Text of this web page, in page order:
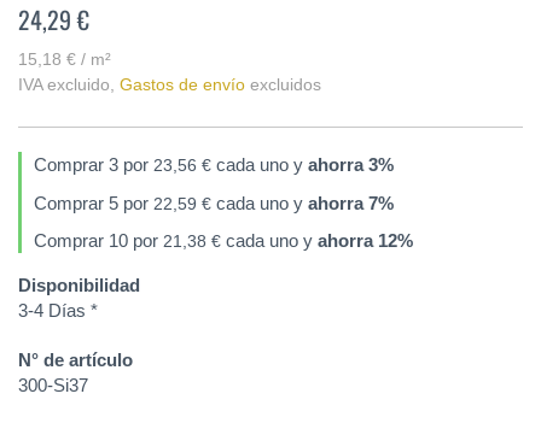
24,29 €
15,18 € / m²
IVA excluido, Gastos de envío excluidos
Comprar 3 por 23,56 € cada uno y ahorra3%
Comprar 5 por 22,59 € cada uno y ahorra7%
Comprar 10 por 21,38 € cada uno y ahorra 12%
Disponibilidad
3-4 Días *
N° de artículo
300-Si37